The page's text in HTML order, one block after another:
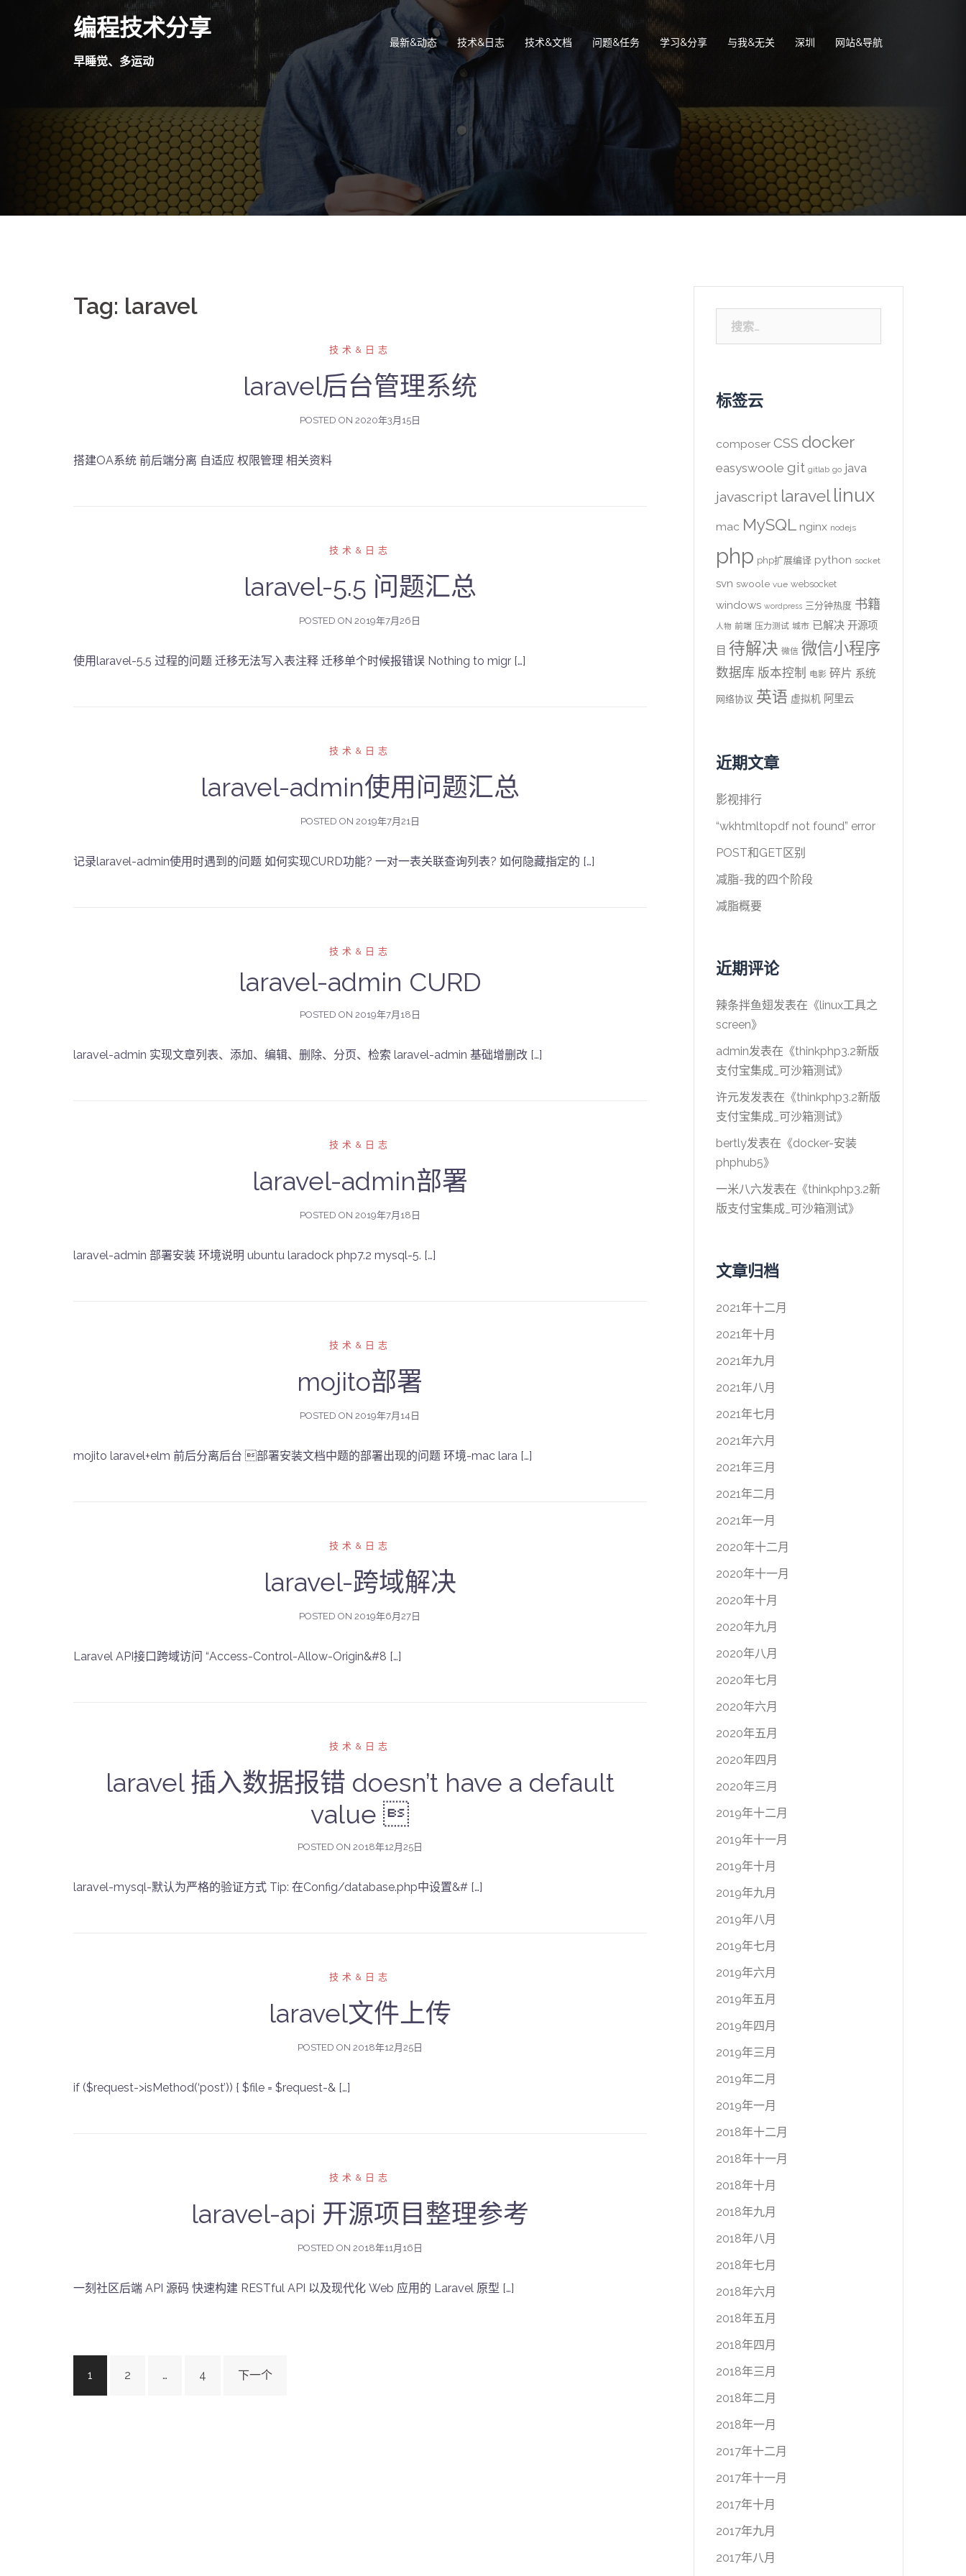
编程技术分享
早睡觉、多运动
最新&动态 技术&日志 技术&文档 问题&任务 学习&分享 与我&无关 深圳 网站&导航
Tag: laravel
技术&日志
laravel后台管理系统
POSTED ON 2020年3月15日
搭建OA系统 前后端分离 自适应 权限管理 相关资料
技术&日志
laravel-5.5 问题汇总
POSTED ON2019年7月26日
使用laravel-5.5 过程的问题 迁移无法写入表注释 迁移单个时候报错误 Nothing to migr […]
技术&日志
laravel-admin使用问题汇总
POSTED ON 2019年7月21日
记录laravel-admin使用时遇到的问题 如何实现CURD功能? 一对一表关联查询列表? 如何隐藏指定的 […]
技术&日志
laravel-admin CURD
POSTED ON 2019年7月18日
laravel-admin 实现文章列表、添加、编辑、删除、分页、检索 laravel-admin 基础增删改 […]
技术&日志
laravel-admin部署
POSTED ON 2019年7月18日
laravel-admin 部署安装 环境说明 ubuntu laradock php7.2 mysql-5. […]
技术&日志
mojito部署
POSTED ON2019年7月14日
mojito laravel+elm 前后分离后台 部署安装文档中题的部署出现的问题 环境-mac lara […]
技术&日志
laravel-跨域解决
POSTED ON2019年6月27日
Laravel API接口跨域访问 “Access-Control-Allow-Origin&#8 […]
技术&日志
laravel 插入数据报错 doesn’t have a default
value 
POSTED ON 2018年12月25日
laravel-mysql-默认为严格的验证方式 Tip: 在Config/database.php中设置&# […]
技术&日志
laravel文件上传
POSTED ON 2018年12月25日
if ($request->isMethod(‘post’)) { $file = $request-& […]
技术&日志
laravel-api 开源项目整理参考
POSTED ON 2018年11月16日
一刻社区后端 API 源码 快速构建 RESTful API 以及现代化 Web 应用的 Laravel 原型 […]
文
章
1 2 … 4 下一个
索：
标签云
composer CSS docker
easyswoole git gitlab go java
javascript laravel linux
mac MySQL nginx nodejs
php php扩展编译 python socket
svn swoole vue websocket
windows wordpress 三分钟热度 书籍
人物 前端 压力测试 城市 已解决 开源项
目 待解决 微信 微信小程序
数据库 版本控制 电影 碎片 系统
网络协议 英语 虚拟机 阿里云
近期文章
影视排行
“wkhtmltopdf not found” error
POST和GET区别
减脂-我的四个阶段
减脂概要
近期评论
辣条拌鱼翅发表在《linux工具之
screen》
admin发表在《thinkphp3.2新版
支付宝集成_可沙箱测试》
许元发发表在《thinkphp3.2新版
支付宝集成_可沙箱测试》
bertly发表在《docker-安装
phphub5》
一米八六发表在《thinkphp3.2新
版支付宝集成_可沙箱测试》
文章归档
2021年十二月
2021年十月
2021年九月
2021年八月
2021年七月
2021年六月
2021年三月
2021年二月
2021年一月
2020年十二月
2020年十一月
2020年十月
2020年九月
2020年八月
2020年七月
2020年六月
2020年五月
2020年四月
2020年三月
2019年十二月
2019年十一月
2019年十月
2019年九月
2019年八月
2019年七月
2019年六月
2019年五月
2019年四月
2019年三月
2019年二月
2019年一月
2018年十二月
2018年十一月
2018年十月
2018年九月
2018年八月
2018年七月
2018年六月
2018年五月
2018年四月
2018年三月
2018年二月
2018年一月
2017年十二月
2017年十一月
2017年十月
2017年九月
2017年八月